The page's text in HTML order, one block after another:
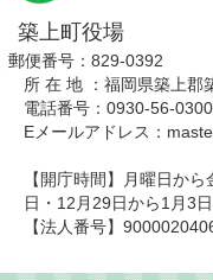
築上町役場
郵便番号：829-0392
所 在 地 ：福岡県築上郡
電話番号：0930-56-0300
Eメールアドレス：
【開庁時間】月曜日か
日・12月29日から1月3日
【法人番号】